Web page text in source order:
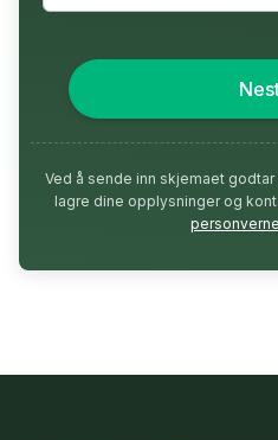
Ved å sende inn skjemaet
lagre dine opplysninger og